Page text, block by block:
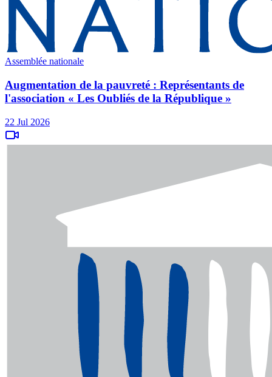
Assemblée nationale
Augmentation de la pauvreté : Représentants de
l'association « Les Oubliés de la République »
22 Jul 2026